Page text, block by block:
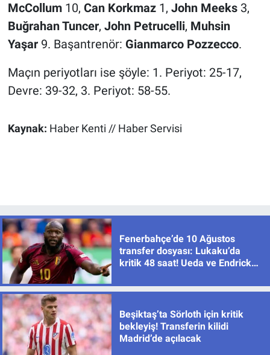
McCollum10, Can Korkmaz1, John Meeks3,
Buğrahan Tuncer, John Petrucelli, Muhsin
Yaşar9. Başantrenör: Gianmarco Pozzecco.
Maçın periyotları ise şöyle: 1. Periyot: 25-17,
Devre: 39-32, 3. Periyot: 58-55.
Kaynak: Haber Kenti // Haber Servisi
Fenerbahçe’de 10 Ağustos
transfer dosyası: Lukaku’da
kritik 48 saat! Ueda ve Endrick
Beşiktaş’ta Sörloth için kritik
bekleyiş! Transferin kilidi
Madrid’de açılacak